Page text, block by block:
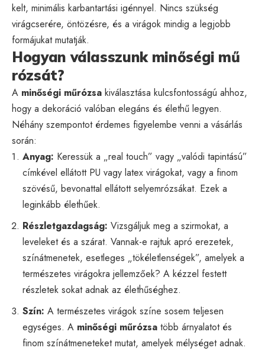
kelt, minimális karbantartási igénnyel. Nincs szükség
virágcserére, öntözésre, és a virágok mindig a legjobb
formájukat mutatják.
Hogyan válasszunk minőségi mű
rózsát?
A minőségi műrózsa kiválasztása kulcsfontosságú ahhoz,
hogy a dekoráció valóban elegáns és élethű legyen.
Néhány szempontot érdemes figyelembe venni a vásárlás
során:
Anyag: Keressük a „real touch” vagy „valódi tapintású”
címkével ellátott PU vagy latex virágokat, vagy a finom
szövésű, bevonattal ellátott selyemrózsákat. Ezek a
leginkább élethűek.
Részletgazdagság: Vizsgáljuk meg a szirmokat, a
leveleket és a szárat. Vannak-e rajtuk apró erezetek,
színátmenetek, esetleges „tökéletlenségek”, amelyek a
természetes virágokra jellemzőek? A kézzel festett
részletek sokat adnak az élethűséghez.
Szín: A természetes virágok színe sosem teljesen
egységes. A minőségi műrózsa több árnyalatot és
finom színátmeneteket mutat, amelyek mélységet adnak.